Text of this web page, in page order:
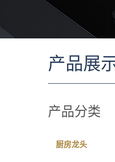
产品展
产品分类
厨房龙头